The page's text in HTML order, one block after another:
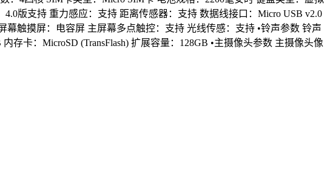
4.0版支持 重力感应：支持 距离传感器：支持 数据线接口：Micro USB v2.0
幕触摸屏：电容屏 主屏幕多点触控：支持 光线传感：支持 •铃声参数 铃声
内存卡：MicroSD (TransFlash) 扩展容量：128GB •主摄像头参数 主摄像头像